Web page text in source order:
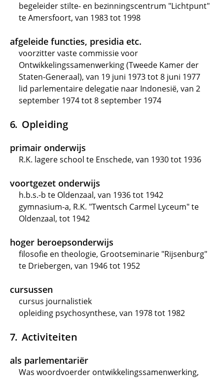
begeleider stilte- en bezinningscentrum "Lichtpunt"
te Amersfoort, van 1983 tot 1998
afgeleide functies, presidia etc.
voorzitter vaste commissie voor
Ontwikkelingssamenwerking (Tweede Kamer der
Staten-Generaal), van 19 juni 1973 tot 8 juni 1977
lid parlementaire delegatie naar Indonesië, van 2
september 1974 tot 8 september 1974
Opleiding
primair onderwijs
R.K. lagere school te Enschede, van 1930 tot 1936
voortgezet onderwijs
h.b.s.-b te Oldenzaal, van 1936 tot 1942
gymnasium-a, R.K. "Twentsch Carmel Lyceum" te
Oldenzaal, tot 1942
hoger beroepsonderwijs
filosofie en theologie, Grootseminarie "Rijsenburg"
te Driebergen, van 1946 tot 1952
cursussen
cursus journalistiek
opleiding psychosynthese, van 1978 tot 1982
Activiteiten
als parlementariër
Was woordvoerder ontwikkelingssamenwerking,